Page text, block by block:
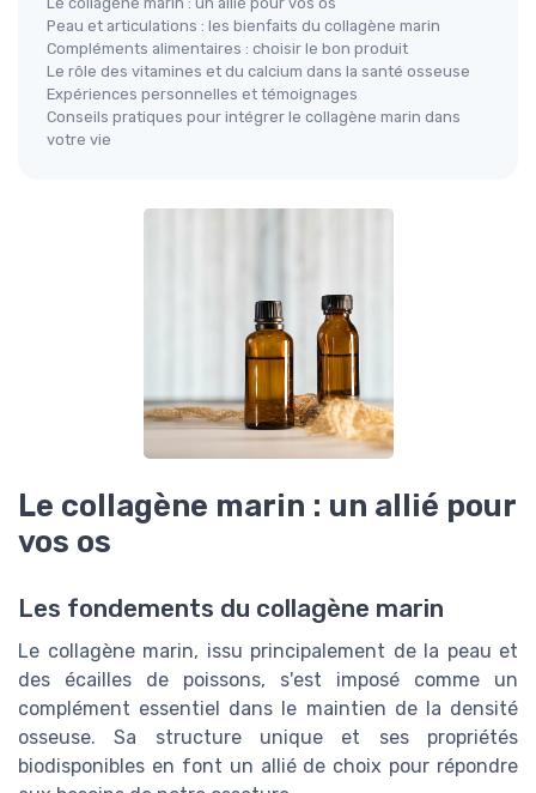
Peau et articulations : les bienfaits du collagène marin
Compléments alimentaires : choisir le bon produit
Le rôle des vitamines et du calcium dans la santé osseuse
Expériences personnelles et témoignages
Conseils pratiques pour intégrer le collagène marin dans
votre vie
Le collagène marin : un allié pour
vos os
Les fondements du collagène marin
Le collagène marin, issu principalement de la peau et
des écailles de poissons, s'est imposé comme un
complément essentiel dans le maintien de la densité
osseuse. Sa structure unique et ses propriétés
biodisponibles en font un allié de choix pour répondre